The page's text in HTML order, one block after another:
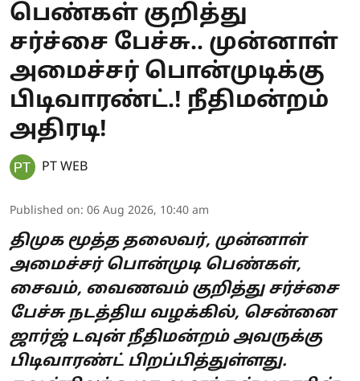
பெண்கள் குறித்து
சர்ச்சை பேச்சு.. முன்னாள்
அமைச்சர் பொன்முடிக்கு
பிடிவாரண்ட்.! நீதிமன்றம்
அதிரடி!
PT WEB
Published on: 06 Aug 2026, 10:40 am
திமுக மூத்த தலைவர், முன்னாள்
அமைச்சர் பொன்முடி பெண்கள்,
சைவம், வைணவம் குறித்து சர்ச்சை
பேச்சு நடத்திய வழக்கில், சென்னை
ஜார்ஜ் டவுன் நீதிமன்றம் அவருக்கு
பிடிவாரண்ட் பிறப்பித்துள்ளது.